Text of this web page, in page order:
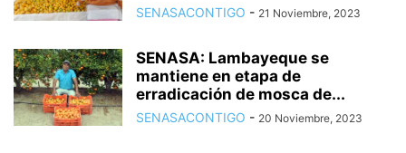
SENASACONTIGO - 21 Noviembre, 2023
SENASA: Lambayeque se
mantiene en etapa de
erradicación de mosca de...
SENASACONTIGO - 20 Noviembre, 2023